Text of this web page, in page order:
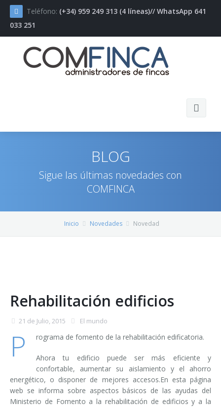
Teléfono: (+34) 959 249 313 (4 líneas)// WhatsApp 641
033 251
Novedades
BLOG
Sigue las últimas novedades con
COMFINCA
Inicio Novedades Novedad
Rehabilitación edificios
21 de Julio, 2015 El mundo
P rograma de fomento de la rehabilitación edificatoria.
Ahora tu edificio puede ser más eficiente y
confortable, aumentar su aislamiento y el ahorro
energético, o disponer de mejores accesos.En esta página
web se informa sobre aspectos básicos de las ayudas del
Ministerio de Fomento a la rehabilitación de edificios y a la